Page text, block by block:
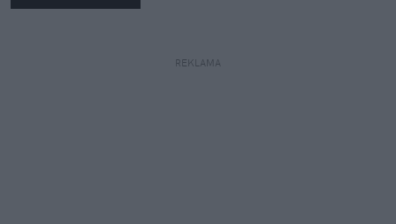
REKLAMA